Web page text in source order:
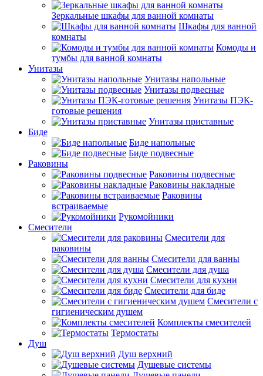
Зеркальные шкафы для ванной комнаты
Шкафы для ванной
комнаты
Комоды и
тумбы для ванной комнаты
Унитазы
Унитазы напольные
Унитазы подвесные
Унитазы ПЭК-
готовые решения
Унитазы приставные
Биде
Биде напольные
Биде подвесные
Раковины
Раковины подвесные
Раковины накладные
Раковины
встраиваемые
Рукомойники
Смесители
Смесители для
раковины
Смесители для ванны
Смесители для душа
Смесители для кухни
Смесители для биде
Смесители с
гигиеническим душем
Комплекты смесителей
Термостаты
Душ
Душ верхний
Душевые системы